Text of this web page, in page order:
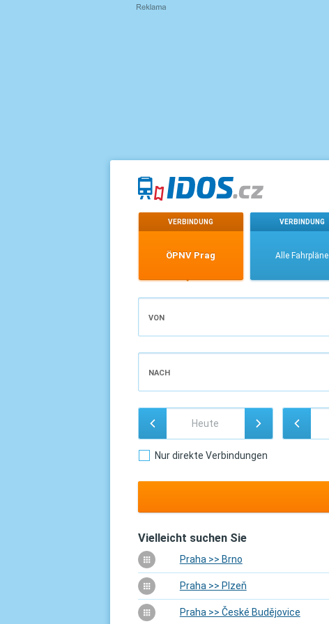
VERBINDUNG
ÖPNV Prag
VERBINDUNG
Alle Fahrpläne
VON
NACH
Nur direkte Verbindungen
Vielleicht suchen Sie
Praha >> Brno
Praha >> Plzeň
Praha >> České Budějovice